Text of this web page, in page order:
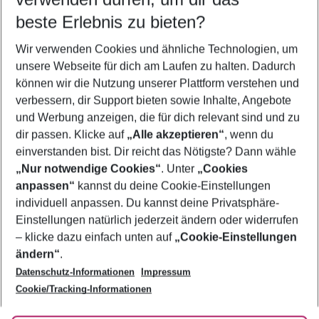
5-8 Nächte
2 Erwachsene Keine Kinder
Mehr Filter anzeigen
Footer
Footer navigation
Über uns
AGB
Bestpreisgarantie
Cookie-Einstellungen ändern
Cookie-Richtlinie
Agenturbetreuung
Barrierefreies Reisen
Folge uns
beste Erlebnis zu bieten?
Wir verwenden Cookies und ähnliche Technologien, um
unsere Webseite für dich am Laufen zu halten. Dadurch
können wir die Nutzung unserer Plattform verstehen und
verbessern, dir Support bieten sowie Inhalte, Angebote
und Werbung anzeigen, die für dich relevant sind und zu
dir passen. Klicke auf „Alle akzeptieren“, wenn du
einverstanden bist. Dir reicht das Nötigste? Dann wähle
„Nur notwendige Cookies“. Unter „Cookies
anpassen“ kannst du deine Cookie-Einstellungen
individuell anpassen. Du kannst deine Privatsphäre-
Einstellungen natürlich jederzeit ändern oder widerrufen
– klicke dazu einfach unten auf „Cookie-Einstellungen
ändern“.
Datenschutz-Informationen
Impressum
Cookie/Tracking-Informationen